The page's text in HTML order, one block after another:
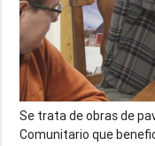
Se trata de obras de
Comunitario que